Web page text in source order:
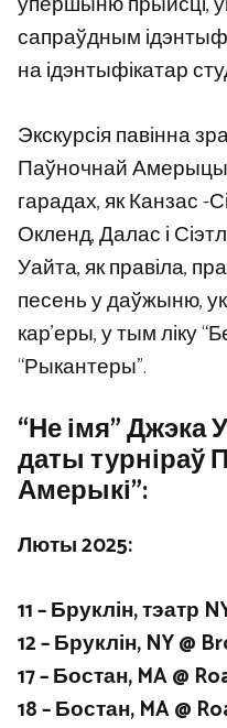
сапраўдным
на ідэнтыфікатар
Экскурсія павінна
Паўночнай Амерыцы,
гарадах, як Канзас -
Окленд, Далас і
Уайта, як правіла,
песень у даўжыню,
кар’еры, у тым ліку
“Рыкантеры”.
“Не імя” Джэка
даты турніраў
Амерыкі”:
Люты 2025:
11 – Бруклін, тэатр
12 – Бруклін, NY @
17 – Бостан, MA @
18 – Бостан, MA @